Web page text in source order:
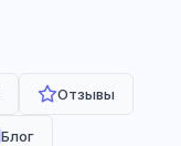
Отзывы
Блог